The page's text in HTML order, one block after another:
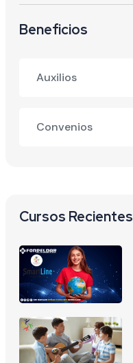
Beneficios
Auxilios
Convenios
Cursos Recientes